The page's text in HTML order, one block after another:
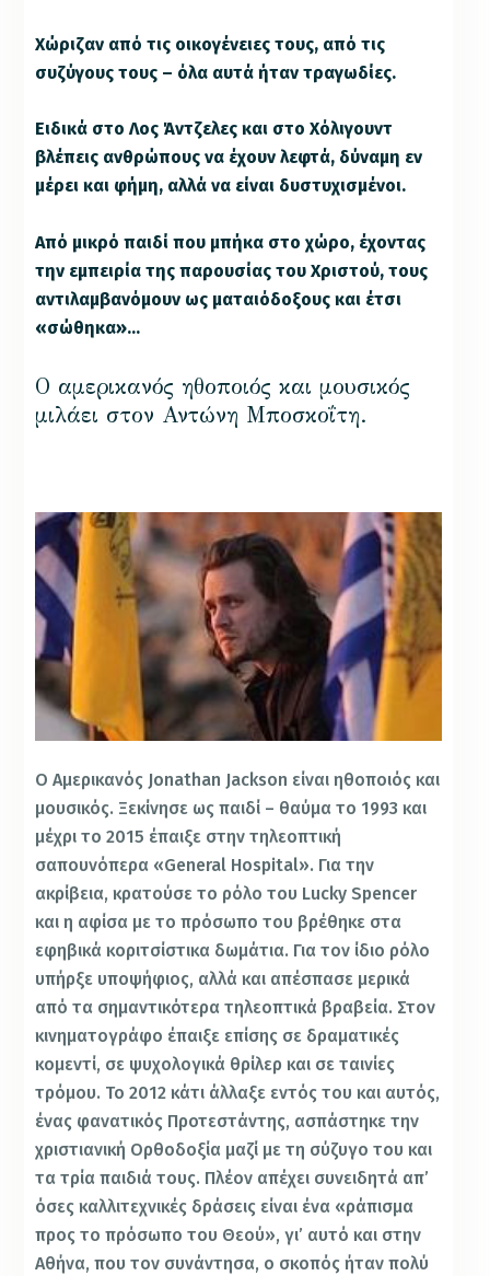
Χώριζαν από τις οικογένειες τους, από τις
συζύγους τους – όλα αυτά ήταν τραγωδίες.
Ειδικά στο Λος Άντζελες και στο Χόλιγουντ
βλέπεις ανθρώπους να έχουν λεφτά, δύναμη εν
μέρει και φήμη, αλλά να είναι δυστυχισμένοι.
Από μικρό παιδί που μπήκα στο χώρο, έχοντας
την εμπειρία της παρουσίας του Χριστού, τους
αντιλαμβανόμουν ως ματαιόδοξους και έτσι
«σώθηκα»…
Ο αμερικανός ηθοποιός και μουσικός
μιλάει στον Αντώνη Μποσκοΐτη.
Ο Αμερικανός Jonathan Jackson είναι ηθοποιός και
μουσικός. Ξεκίνησε ως παιδί – θαύμα το 1993 και
μέχρι το 2015 έπαιξε στην τηλεοπτική
σαπουνόπερα «General Hospital». Για την
ακρίβεια, κρατούσε το ρόλο του Lucky Spencer
και η αφίσα με το πρόσωπο του βρέθηκε στα
εφηβικά κοριτσίστικα δωμάτια. Για τον ίδιο ρόλο
υπήρξε υποψήφιος, αλλά και απέσπασε μερικά
από τα σημαντικότερα τηλεοπτικά βραβεία. Στον
κινηματογράφο έπαιξε επίσης σε δραματικές
κομεντί, σε ψυχολογικά θρίλερ και σε ταινίες
τρόμου. Το 2012 κάτι άλλαξε εντός του και αυτός,
ένας φανατικός Προτεστάντης, ασπάστηκε την
χριστιανική Ορθοδοξία μαζί με τη σύζυγο του και
τα τρία παιδιά τους. Πλέον απέχει συνειδητά απ’
όσες καλλιτεχνικές δράσεις είναι ένα «ράπισμα
προς το πρόσωπο του Θεού», γι’ αυτό και στην
Αθήνα, που τον συνάντησα, ο σκοπός ήταν πολύ